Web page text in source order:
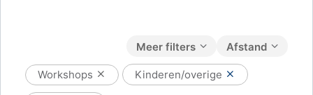
Afstand
Meer filters
Workshops Kinderen/overige